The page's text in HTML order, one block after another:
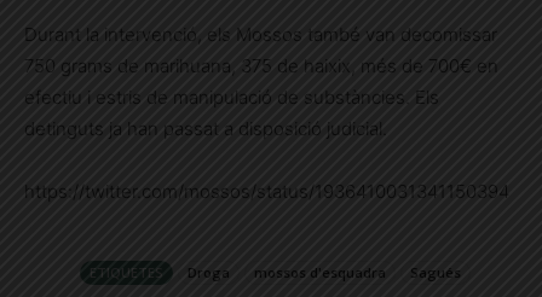
Durant la intervenció, els Mossos també van decomissar
750 grams de marihuana, 375 de haixix, més de 700€ en
efectiu i estris de manipulació de substàncies. Els
detinguts ja han passat a disposició judicial.
https://twitter.com/mossos/status/1936410031341150394
ETIQUETES Droga mossos d'esquadra Sagués